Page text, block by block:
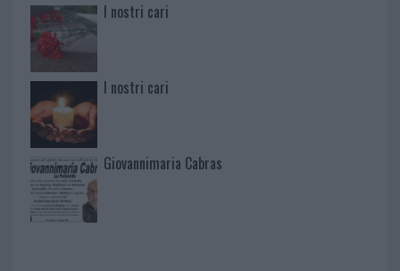
I nostri cari
I nostri cari
Giovannimaria Cabras